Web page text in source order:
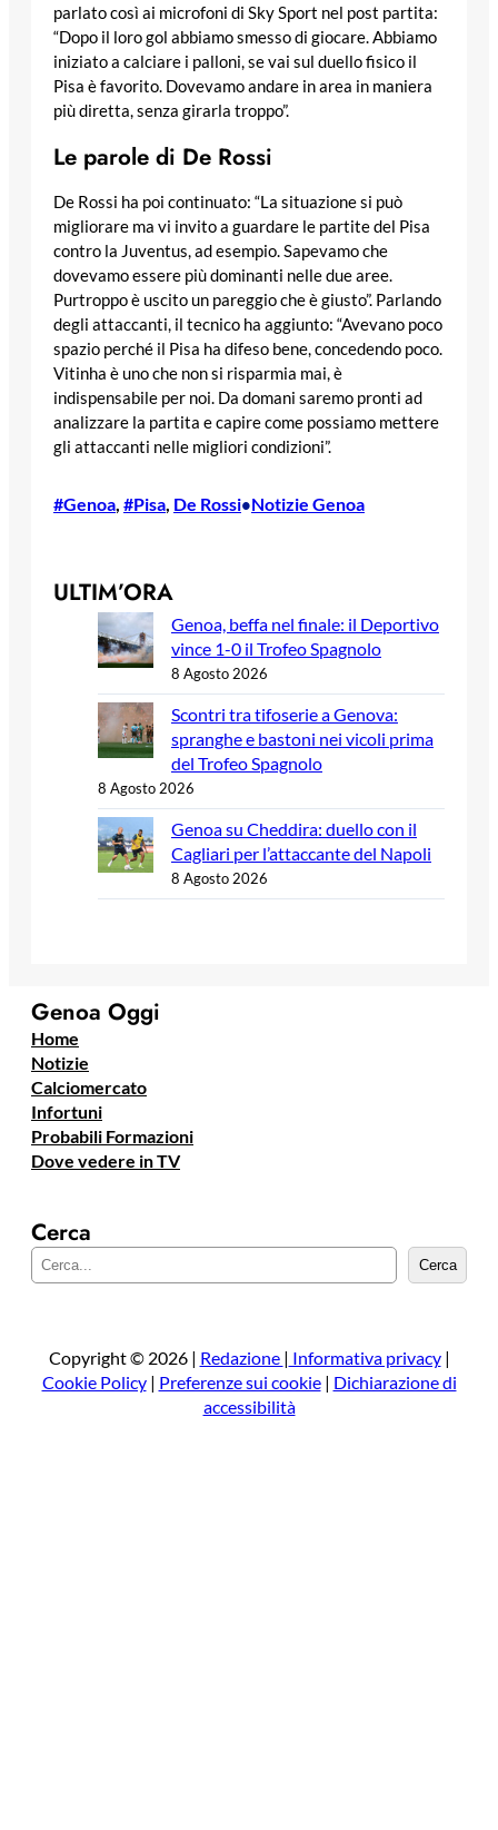
parlato così ai microfoni di Sky Sport nel post partita:
“Dopo il loro gol abbiamo smesso di giocare. Abbiamo
iniziato a calciare i palloni, se vai sul duello fisico il
Pisa è favorito. Dovevamo andare in area in maniera
più diretta, senza girarla troppo”.
Le parole di De Rossi
De Rossi ha poi continuato: “La situazione si può
migliorare ma vi invito a guardare le partite del Pisa
contro la Juventus, ad esempio. Sapevamo che
dovevamo essere più dominanti nelle due aree.
Purtroppo è uscito un pareggio che è giusto”. Parlando
degli attaccanti, il tecnico ha aggiunto: “Avevano poco
spazio perché il Pisa ha difeso bene, concedendo poco.
Vitinha è uno che non si risparmia mai, è
indispensabile per noi. Da domani saremo pronti ad
analizzare la partita e capire come possiamo mettere
gli attaccanti nelle migliori condizioni”.
#Genoa, #Pisa, De Rossi•Notizie Genoa
ULTIM’ORA
Genoa, beffa nel finale: il Deportivo
vince 1-0 il Trofeo Spagnolo
8 Agosto 2026
Scontri tra tifoserie a Genova:
spranghe e bastoni nei vicoli prima
del Trofeo Spagnolo
8 Agosto 2026
Genoa su Cheddira: duello con il
Cagliari per l’attaccante del Napoli
8 Agosto 2026
Genoa Oggi
Home
Notizie
Calciomercato
Infortuni
Probabili Formazioni
Dove vedere in TV
Cerca
e
a
Cerca
Copyright © 2026 | Redazione | Informativa privacy|
Cookie Policy| Preferenze sui cookie| Dichiarazione di
accessibilità